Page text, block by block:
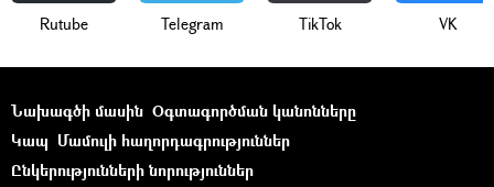
Rutube Telegram ТikТоk VK
Նախագծի մասին Օգտագործման կանոնները
Կապ Մամուլի հաղորդագրություններ
Ընկերությունների նորություններ